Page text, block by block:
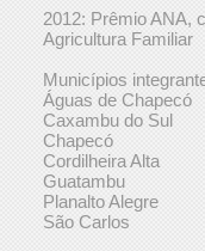
2012: Prêmio ANA,
Agricultura Familiar
Municípios
Águas de Chapecó
Caxambu do Sul
Chapecó
Cordilheira Alta
Guatambu
Planalto Alegre
São Carlos